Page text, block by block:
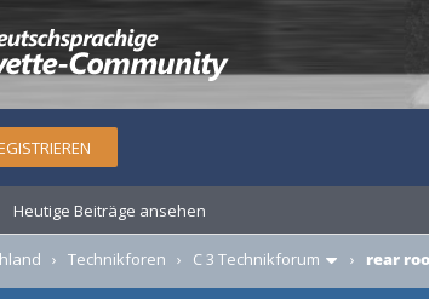
Heutige Beiträge ansehen
› Technikforen › C 3 Technikforum › rear